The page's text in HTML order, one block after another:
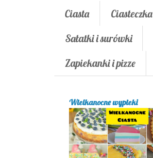
Ciasta Ciasteczka
Sałatki i surówki
Zapiekanki i pizze
Wielkanocne wypieki